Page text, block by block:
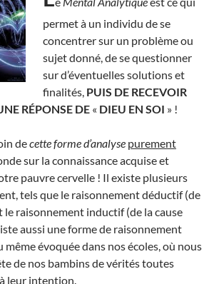
permet à un individu de se
concentrer sur un problème ou
sujet donné, de se questionner
sur d’éventuelles solutions et
finalités, PUIS DE RECEVOIR
RÉPONSE DE « DIEU EN SOI » !
decette formed’analyse purement
sur la connaissance acquise et
pauvre cervelle ! Il existe plusieurs
tels que le raisonnement déductif (de
le raisonnement inductif (de la cause
aussi une forme de raisonnement
évoquée dans nos écoles, où nous
de nos bambins de vérités toutes
leur intention.